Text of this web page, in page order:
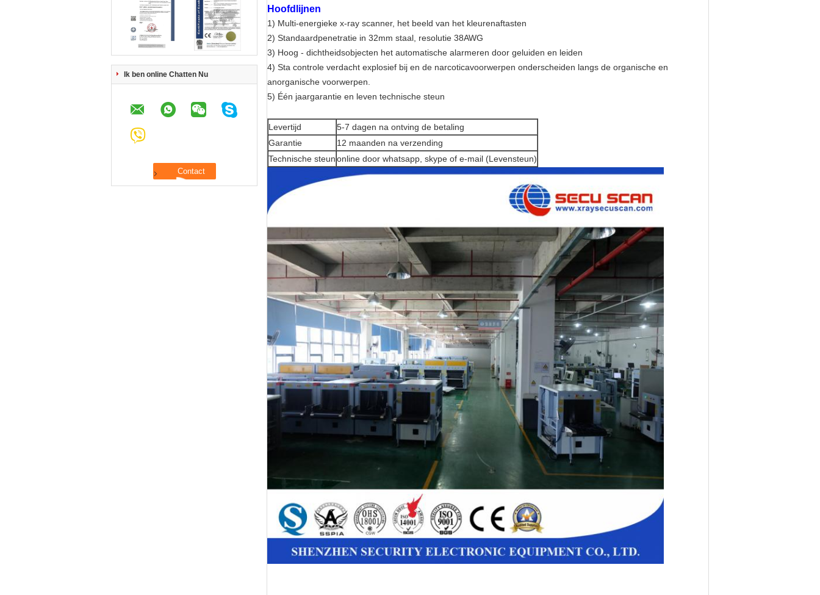
Ik ben online Chatten Nu
Hoofdlijnen
1) Multi-energieke x-ray scanner, het beeld van het kleurenaftasten
2) Standaardpenetratie in 32mm staal, resolutie 38AWG
3) Hoog - dichtheidsobjecten het automatische alarmeren door geluiden en leiden
4) Sta controle verdacht explosief bij en de narcoticavoorwerpen onderscheiden langs de organische en
anorganische voorwerpen.
5) Één jaargarantie en leven technische steun
Levertijd
5-7 dagen na ontving de betaling
Garantie
12 maanden na verzending
Technische steunonline door whatsapp, skype of e-mail (Levensteun)